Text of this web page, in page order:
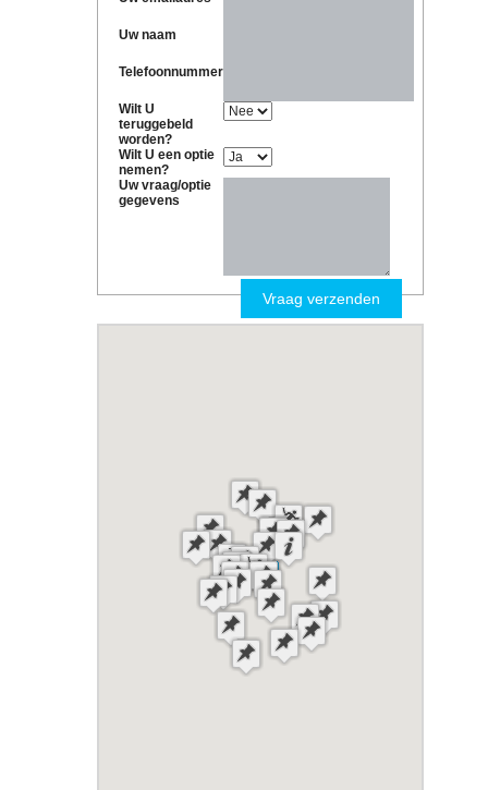
Uw naam
Telefoonnummer
Wilt U
teruggebeld
worden?
Wilt U een optie
nemen?
Uw vraag/optie
gegevens